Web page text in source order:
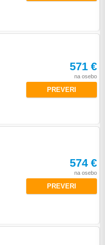
571 €
na osebo
PREVERI
574 €
na osebo
PREVERI